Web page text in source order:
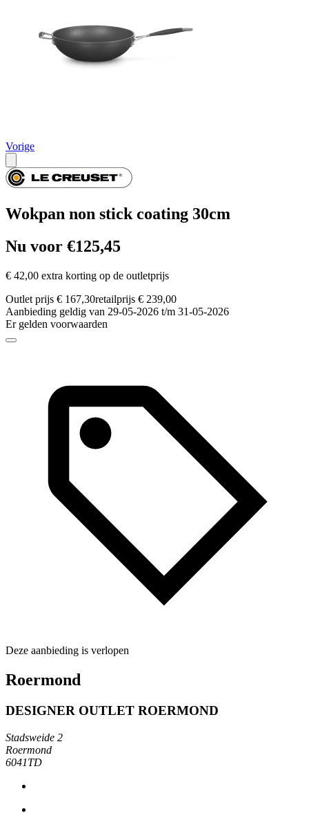
Vorige
Wokpan non stick coating 30cm
Nu voor €125,45
€ 42,00 extra korting op de outletprijs
Outlet prijs € 167,30retailprijs € 239,00
Aanbieding geldig van 29-05-2026 t/m 31-05-2026
Er gelden voorwaarden
Deze aanbieding is verlopen
Roermond
DESIGNER OUTLET ROERMOND
Stadsweide 2
Roermond
6041TD